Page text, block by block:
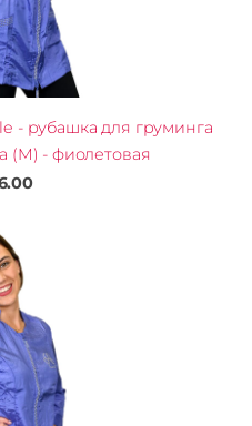
- рубашка для груминга
(M) - фиолетовая